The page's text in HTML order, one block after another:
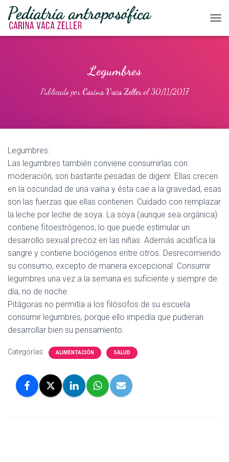
Legumbres
Publicado por Carina Vaca Zellerel30/11/2017
Legumbres:
Las legumbres también conviene consumirlas con
moderación, son bastante pesadas de digerir. Ellas crecen
en la oscuridad de una vaina y ésta cae a la gravedad, esas
son las fuerzas que ellas contienen. Cuidado con remplazar
la leche por leche de soya. La soya (aunque sea orgánica)
contiene fitoestrógenos, lo que puede estimular un
desarrollo sexual precoz en las niñas. Además acidifica la
sangre y contiene bociógenos entre otros. Desrecomiendo
su consumo, excepto de manera excepcional. Consumir
legumbres una vez a la semana es suficiente y siempre de
día, no de noche.
Pitágoras no permitía a los filósofos de su escuela
consumir legumbres, porque ello impedía que pudieran
desarrollar bien su pensamiento.
Categorías: ALIMENTACIÓN SALUD